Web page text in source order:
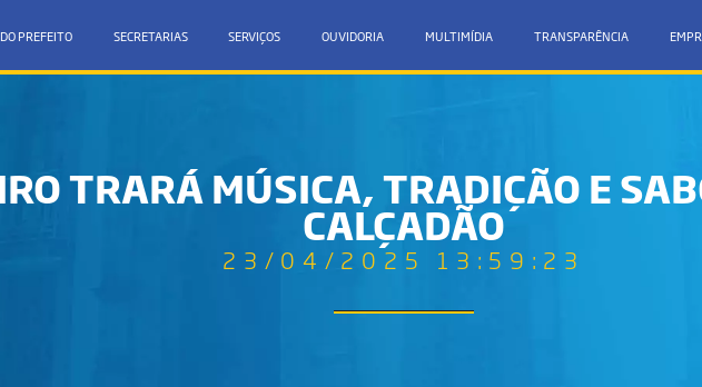
PREFEITO SECRETARIAS SERVIÇOS OUVIDORIA MULTIMÍDIA TRANSPARÊNCIA
TRARÁ MÚSICA, TRADIÇÃO E
CALÇADÃO
23/04/2025 13:59:23